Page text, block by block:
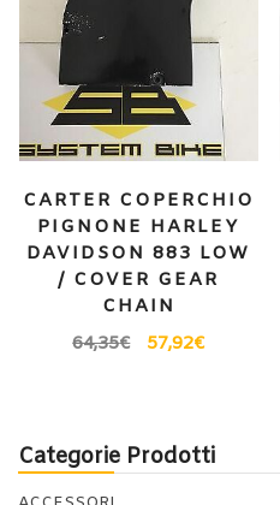
CARTER COPERCHIO
PIGNONE HARLEY
DAVIDSON 883 LOW
/ COVER GEAR
CHAIN
64,35€ 57,92€
Categorie Prodotti